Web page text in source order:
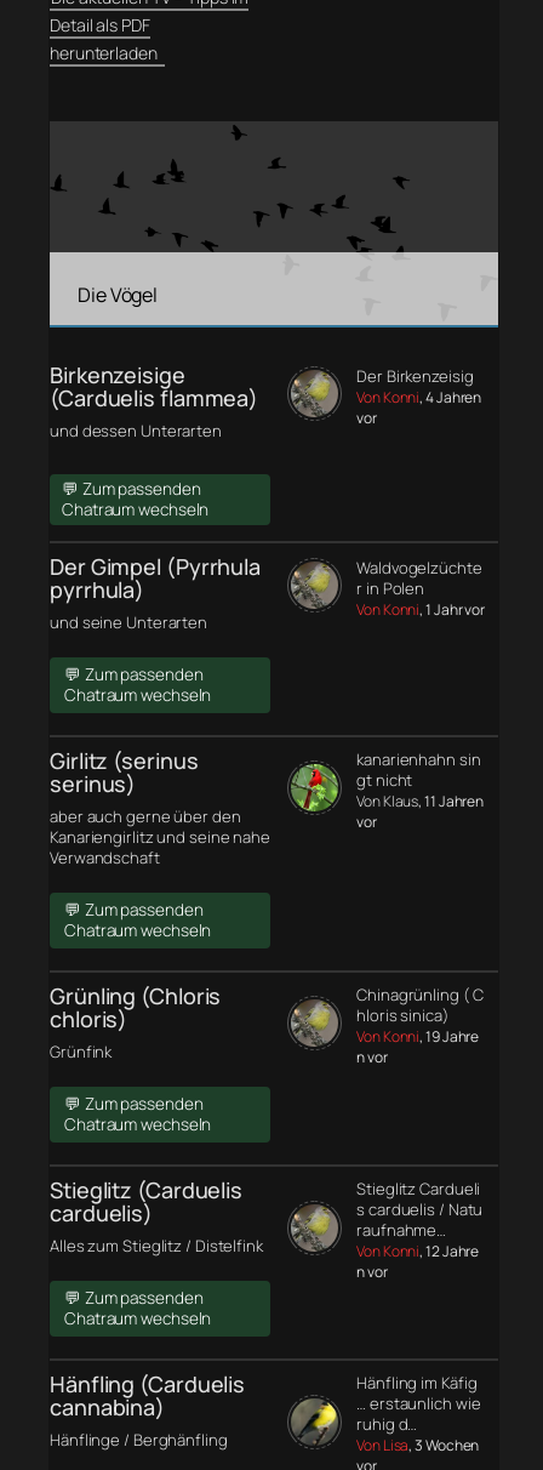
Detail als PDF
herunterladen
Die Vögel
Birkenzeisige
(Carduelis flammea)
und dessen Unterarten
💬 Zum passenden
Chatraum wechseln
Der Birkenzeisig
Von Konni, 4 Jahren
vor
Der Gimpel (Pyrrhula
pyrrhula)
und seine Unterarten
💬 Zum passenden
Chatraum wechseln
Waldvogelzüchte
r in Polen
Von Konni, 1 Jahr vor
Girlitz (serinus
serinus)
aber auch gerne über den
Kanariengirlitz und seine nahe
Verwandschaft
💬 Zum passenden
Chatraum wechseln
kanarienhahn sin
gt nicht
Von Klaus, 11 Jahren
vor
Grünling (Chloris
chloris)
Grünfink
💬 Zum passenden
Chatraum wechseln
Chinagrünling ( C
hloris sinica)
Von Konni, 19 Jahre
n vor
Stieglitz (Carduelis
carduelis)
Alles zum Stieglitz / Distelfink
💬 Zum passenden
Chatraum wechseln
Stieglitz Cardueli
s carduelis / Natu
raufnahme…
Von Konni, 12 Jahre
n vor
Hänfling (Carduelis
cannabina)
Hänflinge / Berghänfling
Hänfling im Käfig
… erstaunlich wie
ruhig d…
Von Lisa, 3 Wochen